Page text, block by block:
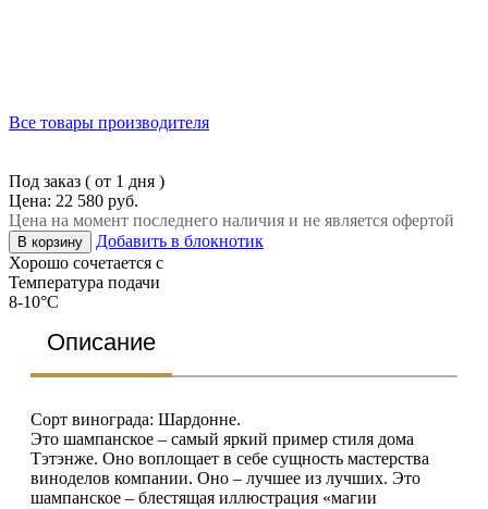
Все товары производителя
Под заказ ( от 1 дня )
Цена: 22 580 руб.
Цена на момент последнего наличия и не является офертой
В корзину
Добавить в блокнотик
Хорошо сочетается с
Температура подачи
8-10°C
Описание
Сорт винограда: Шардонне.
Это шампанское – самый яркий пример стиля дома
Тэтэнже. Оно воплощает в себе сущность мастерства
виноделов компании. Оно – лучшее из лучших. Это
шампанское – блестящая иллюстрация «магии